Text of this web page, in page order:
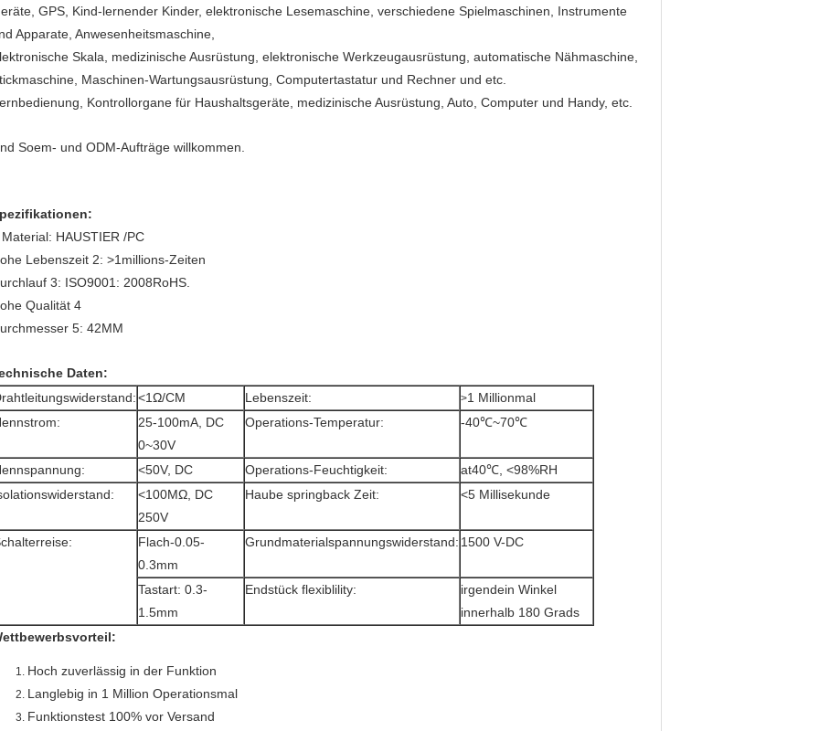
GPS, Kind-lernender Kinder, elektronische Lesemaschine, verschiedene Spielmaschinen, Instrumente
Apparate, Anwesenheitsmaschine,
Skala, medizinische Ausrüstung, elektronische Werkzeugausrüstung, automatische Nähmaschine,
Maschinen-Wartungsausrüstung, Computertastatur und Rechner und etc.
Kontrollorgane für Haushaltsgeräte, medizinische Ausrüstung, Auto, Computer und Handy, etc.
Soem- und ODM-Aufträge willkommen.
HAUSTIER /PC
Lebenszeit 2: >1millions-Zeiten
3: ISO9001: 2008RoHS.
Qualität 4
5: 42MM
Daten:
<1Ω/CM Lebenszeit: >1 Millionmal
25-100mA, DC
0~30V
Operations-Temperatur: -40℃~70℃
<50V, DC Operations-Feuchtigkeit:
at40℃, <98%RH
<100MΩ, DC
250V
Haube springback Zeit: <5 Millisekunde
Flach-0.05-
0.3mm
Grundmaterialspannungswiderstand: 1500 V-DC
Tastart: 0.3-
1.5mm
Endstück flexiblility:
irgendein Winkel
innerhalb 180 Grads
Hoch zuverlässig in der Funktion
Langlebig in 1 Million Operationsmal
Funktionstest 100% vor Versand